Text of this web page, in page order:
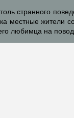
странного
местные жители
любимца на